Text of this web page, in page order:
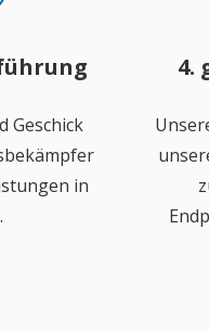
Geschick
in
4.